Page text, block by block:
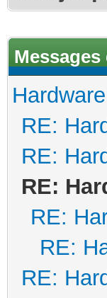
RE:
RE:
RE:
RE:
RE:
RE: